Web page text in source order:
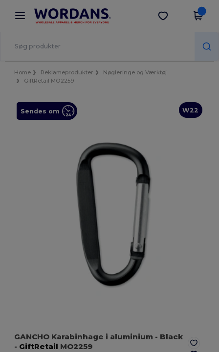
× Wordans-app
Bedre priser i appen!
Hent app
Home Reklameprodukter
Nøgleringe og Værktøj
GiftRetail MO2259
W22
Sendes om
GANCHO Karabinhage i aluminium - Black
- GiftRetail MO2259